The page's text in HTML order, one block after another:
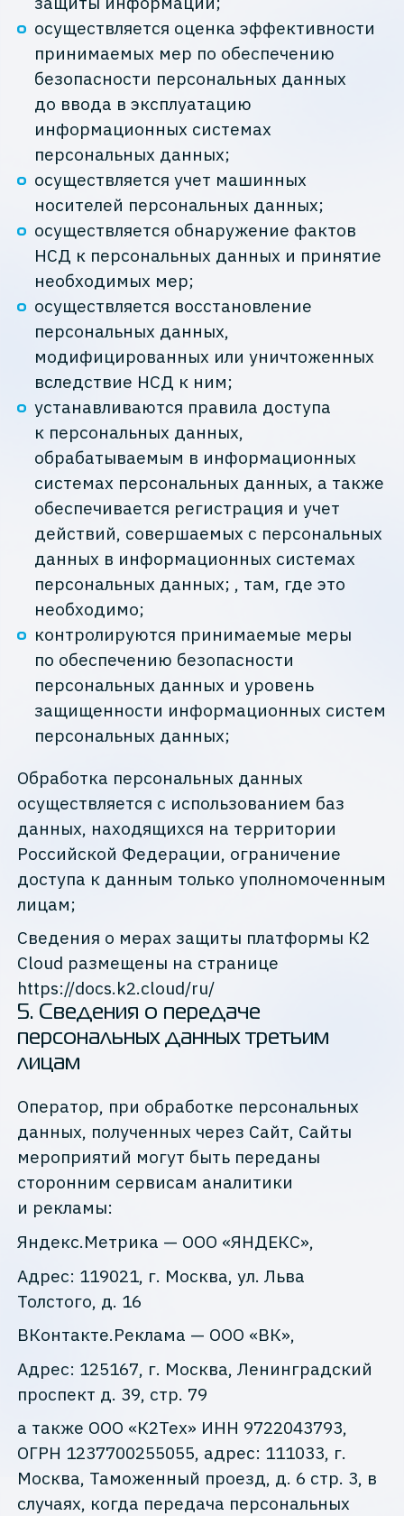
осуществляется оценка эффективности
принимаемых мер по обеспечению
безопасности персональных данных
до ввода в эксплуатацию
информационных системах
персональных данных;
осуществляется учет машинных
носителей персональных данных;
осуществляется обнаружение фактов
НСД к персональных данных и принятие
необходимых мер;
осуществляется восстановление
персональных данных,
модифицированных или уничтоженных
вследствие НСД к ним;
устанавливаются правила доступа
к персональных данных,
обрабатываемым в информационных
системах персональных данных, а также
обеспечивается регистрация и учет
действий, совершаемых с персональных
данных в информационных системах
персональных данных; , там, где это
необходимо;
контролируются принимаемые меры
по обеспечению безопасности
персональных данных и уровень
защищенности информационных систем
персональных данных;
Обработка персональных данных
осуществляется с использованием баз
данных, находящихся на территории
Российской Федерации, ограничение
доступа к данным только уполномоченным
лицам;
Сведения о мерах защиты платформы К2
Cloud размещены на странице
https://docs.k2.cloud/ru/
5. Сведения о передаче
персональных данных третьим
лицам
Оператор, при обработке персональных
данных, полученных через Сайт, Сайты
мероприятий могут быть переданы
сторонним сервисам аналитики
и рекламы:
Яндекс.Метрика — ООО «ЯНДЕКС»,
Адрес: 119021, г. Москва, ул. Льва
Толстого, д. 16
ВКонтакте.Реклама — ООО «ВК»,
Адрес: 125167, г. Москва, Ленинградский
проспект д. 39, стр. 79
а также ООО «К2Тех» ИНН 9722043793,
ОГРН 1237700255055, адрес: 111033, г.
Москва, Таможенный проезд, д. 6 стр. 3, в
случаях, когда передача персональных